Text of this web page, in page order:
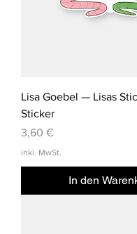
Lisa Goebel — Lisas
Sticker
Preis
3,60 €
inkl. MwSt.
In den